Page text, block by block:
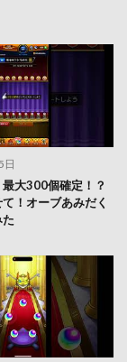
日
最大300個確定！？
て！オーブあみだく
た